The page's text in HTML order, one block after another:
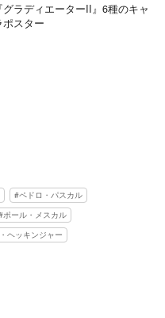
『グラディエーターII』6種のキャ
ポスター
ペドロ・パスカル
ポール・メスカル
ヘッキンジャー